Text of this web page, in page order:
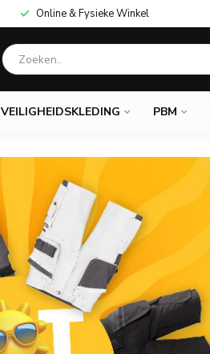
Online & Fysieke Winkel
VEILIGHEIDSKLEDING PBM